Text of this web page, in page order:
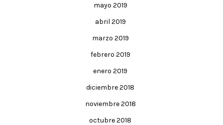
mayo 2019
abril 2019
marzo 2019
febrero 2019
enero 2019
diciembre 2018
noviembre 2018
octubre 2018